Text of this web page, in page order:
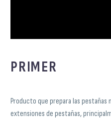
PRIMER
Producto que prepara las pestañas
extensiones de pestañas,